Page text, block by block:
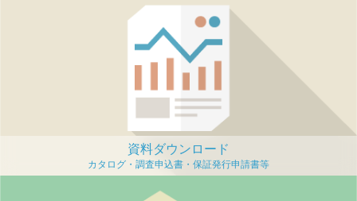
資料ダウンロード